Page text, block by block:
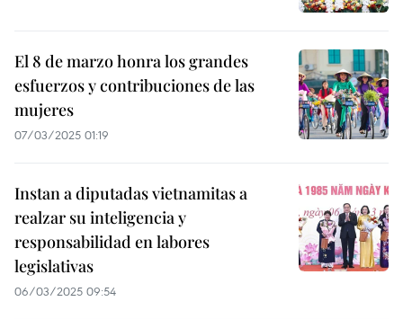
El 8 de marzo honra los grandes
esfuerzos y contribuciones de las
mujeres
07/03/2025 01:19
Instan a diputadas vietnamitas a
realzar su inteligencia y
responsabilidad en labores
legislativas
06/03/2025 09:54